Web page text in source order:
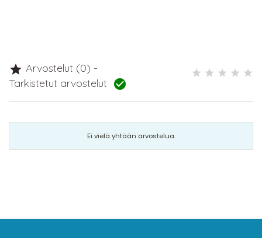
 Arvostelut (0) -
Tarkistetut arvostelut 
Ei vielä yhtään arvostelua.